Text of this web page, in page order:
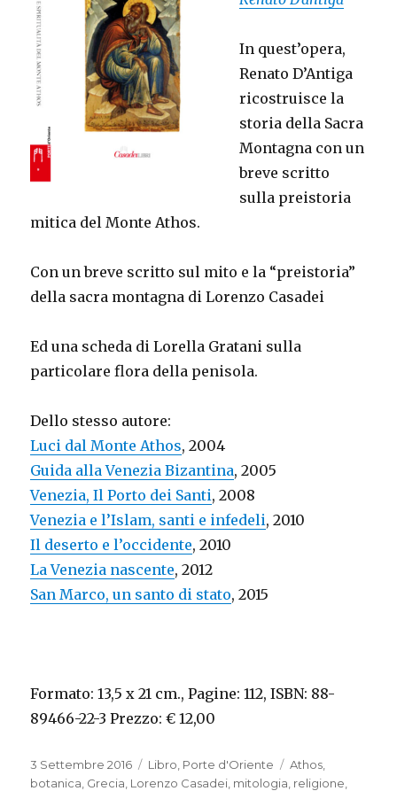
In quest’opera,
Renato D’Antiga
ricostruisce la
storia della Sacra
Montagna con un
breve scritto
sulla preistoria
mitica del Monte Athos.
Con un breve scritto sul mito e la “preistoria”
della sacra montagna di Lorenzo Casadei
Ed una scheda di Lorella Gratani sulla
particolare flora della penisola.
Dello stesso autore:
Luci dal Monte Athos, 2004
Guida alla Venezia Bizantina, 2005
Venezia, Il Porto dei Santi, 2008
Venezia e l’Islam, santi e infedeli, 2010
Il deserto e l’occidente, 2010
La Venezia nascente, 2012
San Marco, un santo di stato, 2015
Formato: 13,5 x 21 cm., Pagine: 112, ISBN: 88-
89466-22-3 Prezzo: € 12,00
Pubblicato
il
3 Settembre 2016 Categorie
Libro Porte d'Oriente Tag
Athos
botanica Grecia Lorenzo Casadei mitologia religione